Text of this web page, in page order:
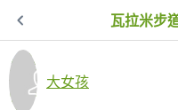
瓦拉米步
大女孩